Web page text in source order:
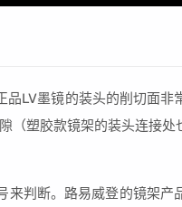
LV墨镜的装头的削切面
（塑胶款镜架的装头连接
判断。路易威登的镜架